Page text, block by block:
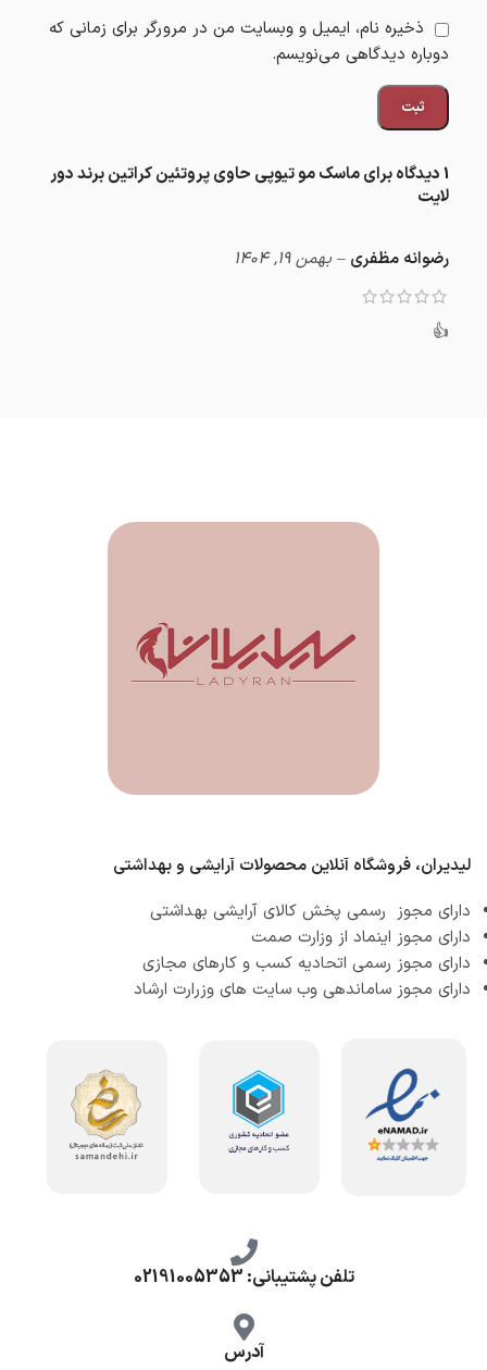
1 دیدگاه برای
ماسک مو تیوپی حاوی پروتئین کراتین برند دور
لایت
رضوانه مظفری – بهمن 19, 1404
👍
ذخیره نام، ایمیل و وبسایت من در مرورگر برای زمانی که
دوباره دیدگاهی می‌نویسم.
لیدیران، فروشگاه آنلاین محصولات آرایشی و بهداشتی
دارای مجوز رسمی پخش کالای آرایشی بهداشتی
دارای مجوز اینماد از وزارت صمت
دارای مجوز رسمی اتحادیه کسب و کارهای مجازی
دارای مجوز ساماندهی وب سایت های وزرارت ارشاد
تلفن پشتیبانی: 02191005353
آدرس